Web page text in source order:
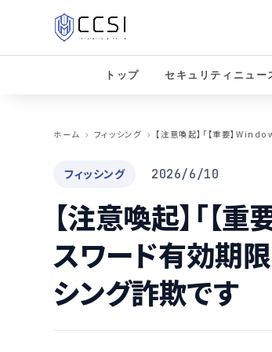
トップ セキュリティニュー
ホーム
フィッシング
フィッシング 2026/6/10
【注意喚起】「【
スワード有効期限
シング詐欺です